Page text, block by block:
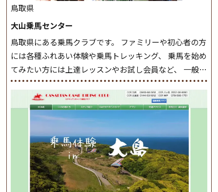
したら、 次は部班にて駈歩を含めた誘導練習を行いま
しょう。 ステップクラス ホップクラスまでに練習した
まとめをします。 三種歩法をマスターし、ワンランク上
の扶助操作や誘導方法を身につけましょう。 注意事項
◆馬場使用状況により、使用する馬場はこちらで決定い
たしますのでご了承ください ◆基本は雨天決行です
が、落雷・強風等のより、安全上急遽中止させていただ
く場合がございます。 ◆三木ホースランドパークの協議
会や講習会等により、一部レッスンが中止になる場合が
ございます。 その際、ご予約いただいている皆様には事
前にご連絡いたします。MIKIホーストレックのツアー
はこちら
鳥取県
大山乗馬センター
鳥取県にある乗馬クラブです。 ファミリーや初心者の方
には各種ふれあい体験や乗馬トレッキング、 乗馬を始め
てみたい方には上達レッスンやお試し会員など、 一般の
方に幅広くお楽しみいただける施設を目指しています。
また、お手軽（低価格）に会員になったり自分の馬を持
つことのできる乗馬クラブでもあり、 健康や趣味、スポ
ーツ競技として、老若男女様々な方が、日々乗馬をお楽
しみいただいています。 なお、ゴールデンウィークと夏
休み期間中は無休で営業していますので、ぜひご家族で
お越しください！大山乗馬センターの紹介記事はこち